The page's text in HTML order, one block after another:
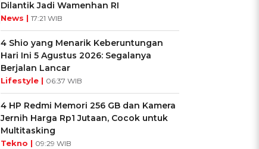
Dilantik Jadi Wamenhan RI
News | 17:21 WIB
4 Shio yang Menarik Keberuntungan
Hari Ini 5 Agustus 2026: Segalanya
Berjalan Lancar
Lifestyle | 06:37 WIB
4 HP Redmi Memori 256 GB dan Kamera
Jernih Harga Rp1 Jutaan, Cocok untuk
Multitasking
Tekno | 09:29 WIB